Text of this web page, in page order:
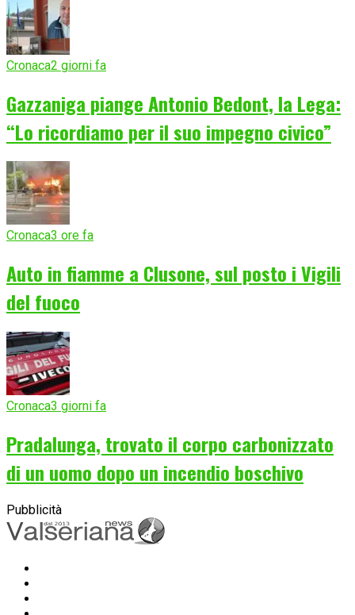
Cronaca2 giorni fa
Gazzaniga piange Antonio Bedont, la Lega:
“Lo ricordiamo per il suo impegno civico”
Cronaca3 ore fa
Auto in fiamme a Clusone, sul posto i Vigili
del fuoco
Cronaca3 giorni fa
Pradalunga, trovato il corpo carbonizzato
di un uomo dopo un incendio boschivo
Pubblicità